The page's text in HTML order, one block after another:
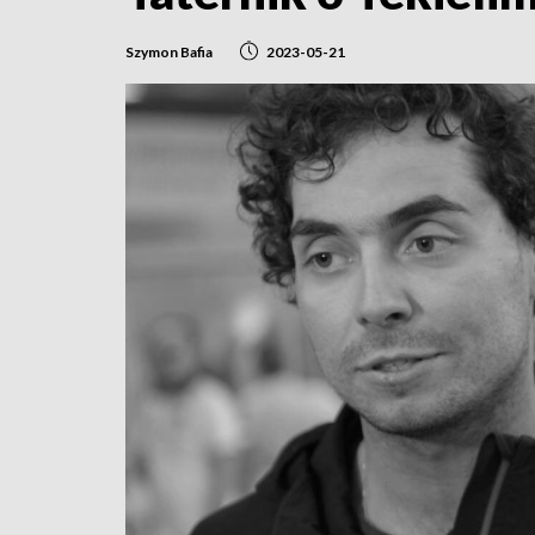
Szymon Bafia 2023-05-21